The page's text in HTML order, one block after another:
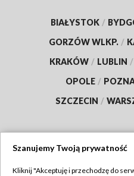
BIAŁYSTOK /
GORZÓW WLKP. /
KRAKÓW / LUBLIN /
OPOLE /
SZCZECIN /
Szanujemy Twoją prywatność
Kliknij "Akceptuję i przechodzę do